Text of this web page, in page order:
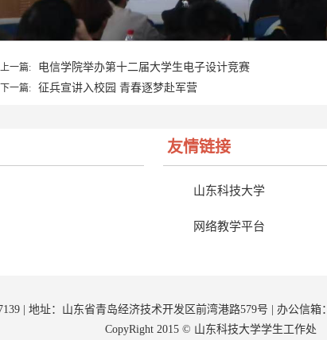
上一篇: 电信学院举办第十二届大学生电子设计竞赛
下一篇: 征兵宣讲入校园 青春逐梦赴军营
友情链接
山东科技大学
网络教学平台
| 地址：山东省青岛经济技术开发区前湾港路579号 | 办公信箱：
CopyRight 2015 © 山东科技大学学生工作处